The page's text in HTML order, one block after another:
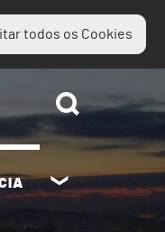
todos os Cookies